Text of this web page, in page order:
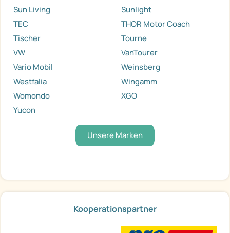
Sun Living
Sunlight
TEC
THOR Motor Coach
Tischer
Tourne
VW
VanTourer
Vario Mobil
Weinsberg
Westfalia
Wingamm
Womondo
XGO
Yucon
Unsere Marken
Kooperationspartner